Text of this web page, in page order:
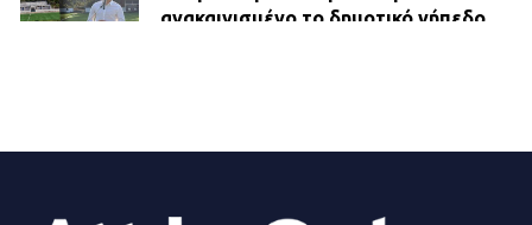
ανακαινισμένο το δημοτικό γήπεδο
ΔΗΜΟΣ ΜΑΝΔΡΑΣ ΕΙΔΥΛΛΙΑΣ: